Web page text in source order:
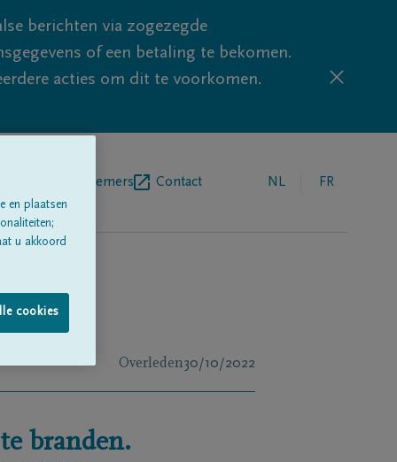
berichten via zogezegde
of een betaling te bekomen.
acties om dit te voorkomen.
Contact NL FR
Overleden30/10/2022
branden.
en plaatsen
u akkoord
cookies